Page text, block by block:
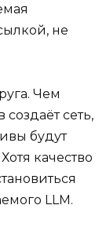
не
Чем
сеть,
будут
качество
LLM.